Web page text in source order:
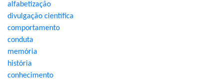
alfabetização
divulgação científica
comportamento
conduta
memória
história
conhecimento